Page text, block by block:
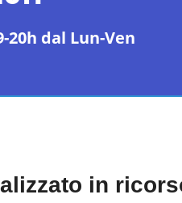
dal Lun-Ven
in